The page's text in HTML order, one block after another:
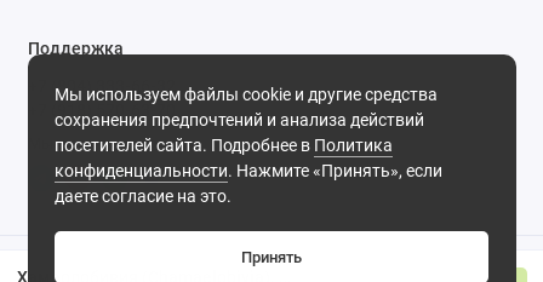
Мы используем файлы cookie и другие средства
сохранения предпочтений и анализа действий
посетителей сайта. Подробнее в Политика
конфиденциальности. Нажмите «Принять», если
даете согласие на это.
Принять
Поддержка
+7 (804) 333-66-32
+7 (918) 570-63-70
Мы в сети